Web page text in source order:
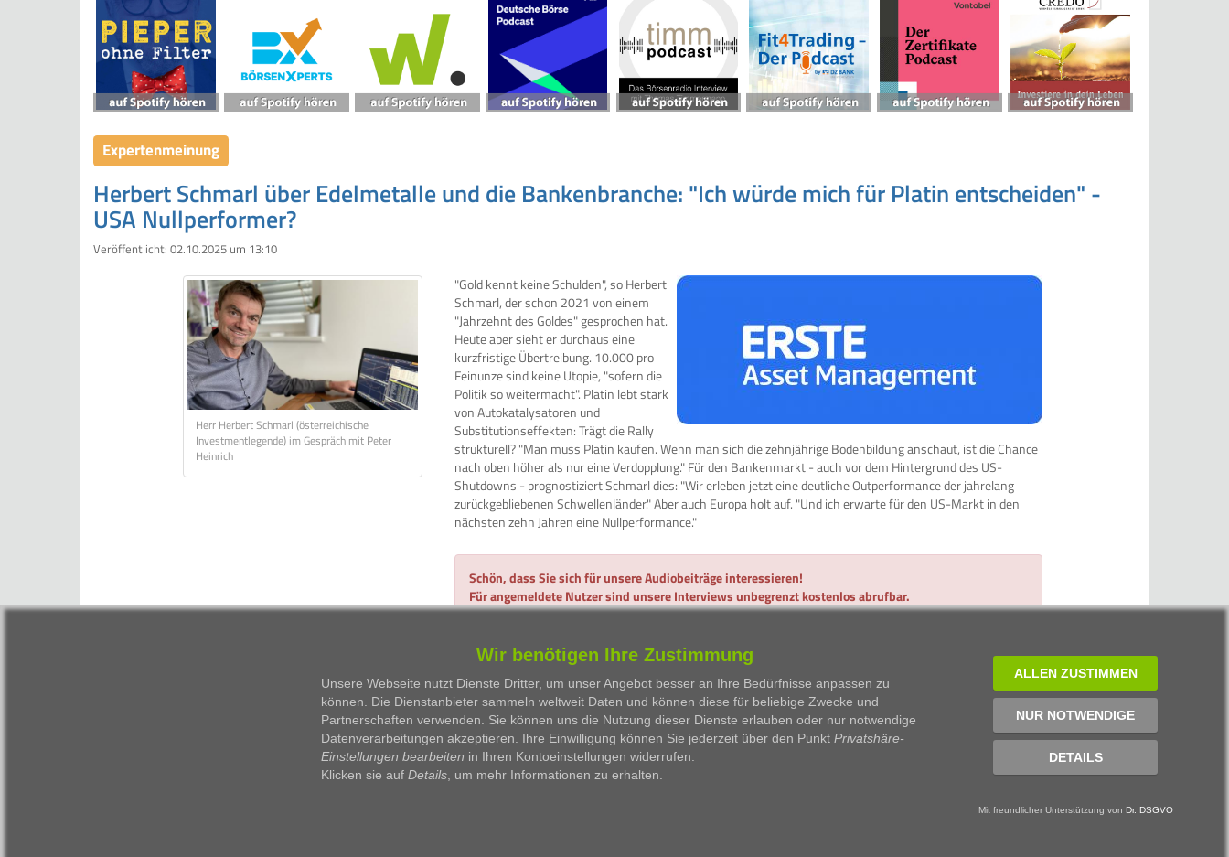
Expertenmeinung
Herbert Schmarl über Edelmetalle und die Bankenbranche: "Ich würde mich für Platin entscheiden" -
USA Nullperformer?
Veröffentlicht: 02.10.2025 um 13:10
Herr Herbert Schmarl (österreichische
Investmentlegende) im Gespräch mit Peter
Heinrich
"Gold kennt keine Schulden", so Herbert
Schmarl, der schon 2021 von einem
"Jahrzehnt des Goldes" gesprochen hat.
Heute aber sieht er durchaus eine
kurzfristige Übertreibung. 10.000 pro
Feinunze sind keine Utopie, "sofern die
Politik so weitermacht". Platin lebt stark
von Autokatalysatoren und
Substitutionseffekten: Trägt die Rally
strukturell? "Man muss Platin kaufen. Wenn man sich die zehnjährige Bodenbildung anschaut, ist die Chance
nach oben höher als nur eine Verdopplung." Für den Bankenmarkt - auch vor dem Hintergrund des US-
Shutdowns - prognostiziert Schmarl dies: "Wir erleben jetzt eine deutliche Outperformance der jahrelang
zurückgebliebenen Schwellenländer." Aber auch Europa holt auf. "Und ich erwarte für den US-Markt in den
nächsten zehn Jahren eine Nullperformance."
Schön, dass Sie sich für unsere Audiobeiträge interessieren!
Für angemeldete Nutzer sind unsere Interviews unbegrenzt kostenlos abrufbar.
Alles, was Sie dazu benötigen, ist eine gültige E-Mail-Adresse und 2 Minuten Zeit.
Hier gehts zur Anmeldung... Hier einloggen
WKN Person Firma Serie
Wir benötigen Ihre Zustimmung
Unsere Webseite nutzt Dienste Dritter, um unser Angebot besser an Ihre Bedürfnisse anpassen zu
können. Die Dienstanbieter sammeln weltweit Daten und können diese für beliebige Zwecke und
Partnerschaften verwenden. Sie können uns die Nutzung dieser Dienste erlauben oder nur notwendige
Datenverarbeitungen akzeptieren. Ihre Einwilligung können Sie jederzeit über den Punkt Privatshäre-
Einstellungen bearbeiten in Ihren Kontoeinstellungen widerrufen.
Klicken sie auf Details , um mehr Informationen zu erhalten.
ALLEN ZUSTIMMEN
NUR NOTWENDIGE
DETAILS
Mit freundlicher Unterstützung von Dr. DSGVO